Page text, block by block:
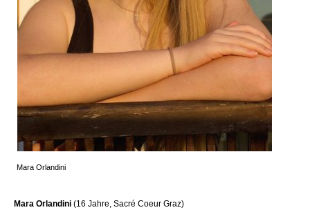
Mara Orlandini
Mara Orlandini (16 Jahre, Sacré Coeur Graz)